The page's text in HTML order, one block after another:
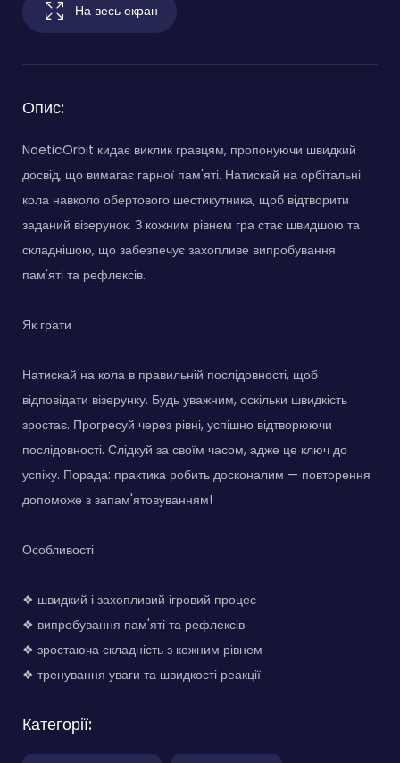
На весь екран
Опис:
NoeticOrbit кидає виклик гравцям, пропонуючи швидкий
досвід, що вимагає гарної пам'яті. Натискай на орбітальні
кола навколо обертового шестикутника, щоб відтворити
заданий візерунок. З кожним рівнем гра стає швидшою та
складнішою, що забезпечує захопливе випробування
пам'яті та рефлексів.
Як грати
Натискай на кола в правильній послідовності, щоб
відповідати візерунку. Будь уважним, оскільки швидкість
зростає. Прогресуй через рівні, успішно відтворюючи
послідовності. Слідкуй за своїм часом, адже це ключ до
успіху. Порада: практика робить досконалим — повторення
допоможе з запам'ятовуванням!
Особливості
❖ швидкий і захопливий ігровий процес
❖ випробування пам'яті та рефлексів
❖ зростаюча складність з кожним рівнем
❖ тренування уваги та швидкості реакції
Категорії: